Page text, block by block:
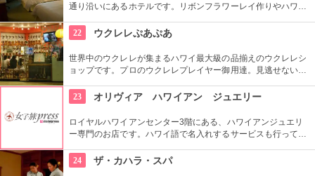
通り沿いにあるホテルです。リボンフラワーレイ作りやハワイ
ワイアンキルトの巨匠が作ったキルト型も買うことができま
す。
22 ウクレレぷあぷあ
世界中のウクレレが集まるハワイ最大級の品揃えのウクレレシ
ョップです。プロのウクレレプレイヤー御用達。見逃せないの
なるまで教えてくれるなんて、かなり太っ腹じゃないですか。
23 オリヴィア ハワイアン ジュエリー
ロイヤルハワイアンセンター3階にある、ハワイアンジュエリ
ー専門のお店です。ハワイ語で名入れするサービスも行ってい
店でオリジナルジュエリーを作ってみませんか？
24 ザ・カハラ・スパ